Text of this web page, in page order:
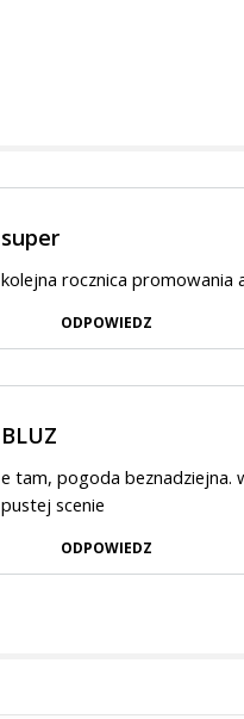
super
kolejna rocznica promowania
ODPOWIEDZ
BLUZ
e tam, pogoda beznadziejna.
pustej scenie
ODPOWIEDZ